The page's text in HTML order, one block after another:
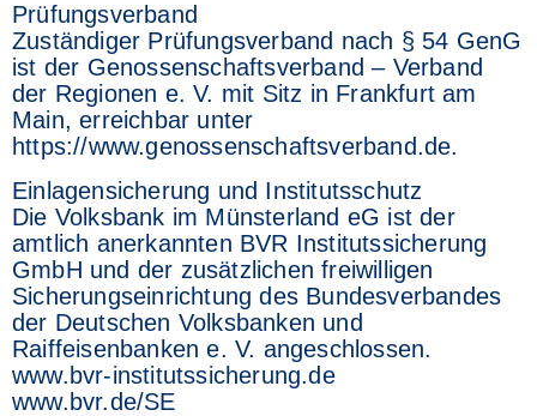
Prüfungsverband
Zuständiger Prüfungsverband nach § 54 GenG
ist der Genossenschaftsverband – Verband
der Regionen e. V. mit Sitz in Frankfurt am
Main, erreichbar unter
https://www.genossenschaftsverband.de.
Einlagensicherung und Institutsschutz
Die Volksbank im Münsterland eG ist der
amtlich anerkannten BVR Institutssicherung
GmbH und der zusätzlichen freiwilligen
Sicherungseinrichtung des Bundesverbandes
der Deutschen Volksbanken und
Raiffeisenbanken e. V. angeschlossen.
www.bvr-institutssicherung.de
www.bvr.de/SE